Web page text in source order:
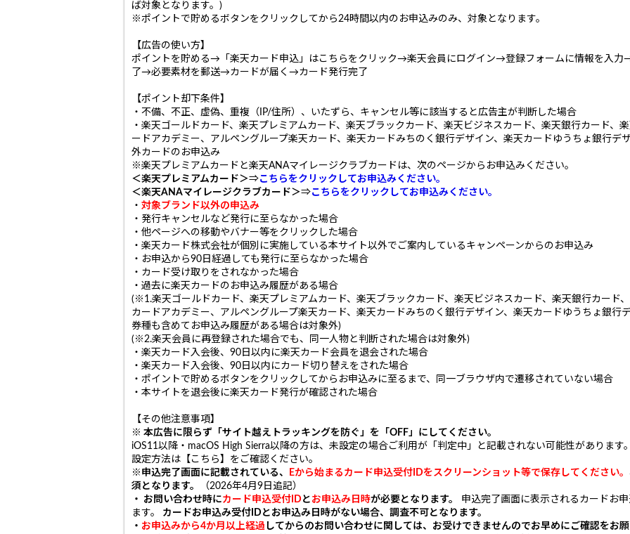
ば対象となります。)
※ポイントで貯めるボタンをクリックしてから24時間以内のお申込みのみ、対象となります。
【広告の使い方】
ポイントを貯める→「楽天カード申込」はこちらをクリック→楽天会員にログイン→登録フォームに情報を入
了→必要素材を郵送→カードが届く→カード発行完了
【ポイント却下条件】
・不備、不正、虚偽、重複（IP/住所）、いたずら、キャンセル等に該当すると広告主が判断した場合
・楽天ゴールドカード、楽天プレミアムカード、楽天ブラックカード、楽天ビジネスカード、楽天銀行カード、
ードアカデミー、アルペングループ楽天カード、楽天カードみちのく銀行デザイン、楽天カードゆうちょ銀行デ
外カードのお申込み
※楽天プレミアムカードと楽天ANAマイレージクラブカードは、次のページからお申込みください。
＜楽天プレミアムカード＞⇒こちらをクリックしてお申込みください。
＜楽天ANAマイレージクラブカード＞⇒こちらをクリックしてお申込みください。
・ 対象ブランド以外の申込み
・発行キャンセルなど発行に至らなかった場合
・他ページへの移動やバナー等をクリックした場合
・楽天カード株式会社が個別に実施している本サイト以外でご案内しているキャンペーンからのお申込み
・お申込から90日経過しても発行に至らなかった場合
・カード受け取りをされなかった場合
・過去に楽天カードのお申込み履歴がある場合
(※1.楽天ゴールドカード、楽天プレミアムカード、楽天ブラックカード、楽天ビジネスカード、楽天銀行カード
カードアカデミー、アルペングループ楽天カード、楽天カードみちのく銀行デザイン、楽天カードゆうちょ銀行
券種も含めてお申込み履歴がある場合は対象外)
(※2.楽天会員に再登録された場合でも、同一人物と判断された場合は対象外)
・楽天カード入会後、90日以内に楽天カード会員を退会された場合
・楽天カード入会後、90日以内にカード切り替えをされた場合
・ポイントで貯めるボタンをクリックしてからお申込みに至るまで、同一ブラウザ内で遷移されていない場合
・本サイトを退会後に楽天カード発行が確認された場合
【その他注意事項】
※ 本広告に限らず「サイト越えトラッキングを防ぐ」を「OFF」にしてください。
iOS11以降・macOS High Sierra以降の方は、未設定の場合ご利用が「判定中」と記載されない可能性があります
設定方法は【こちら】をご確認ください。
※申込完了画面に記載されている、
Eから始まるカード申込受付IDをスクリーンショット等で保存してください。
須となります。
（2026年4月9日追記）
・ お問い合わせ時にカード申込受付ID と お申込み日時が必要となります。
申込完了画面に表示されるカードお
ます。
カードお申込み受付IDとお申込み日時がない場合、調査不可となります。
・ お申込みから4か月以上経過 してからのお問い合わせに関しては、お受けできませんのでお早めにご確認をお